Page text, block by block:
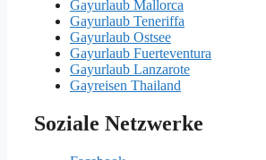
Gayurlaub Mallorca
Gayurlaub Teneriffa
Gayurlaub Ostsee
Gayurlaub Fuerteventura
Gayurlaub Lanzarote
Gayreisen Thailand
Soziale Netzwerke